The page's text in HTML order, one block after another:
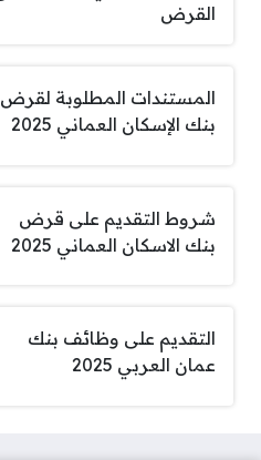
القرض
المستندات المطلوبة لقرض
بنك الإسكان العماني 2025
شروط التقديم على قرض
بنك الاسكان العماني 2025
التقديم على وظائف بنك
عمان العربي 2025